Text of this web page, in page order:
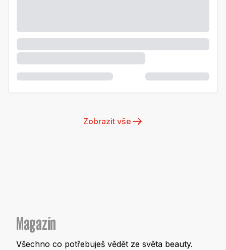
Zobrazit vše
Magazín
Všechno co potřebuješ vědět ze světa beauty.